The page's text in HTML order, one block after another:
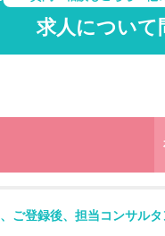
求人について
ご登録後、担当コンサルタ